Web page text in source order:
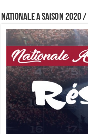
Nationale A saison 2020 /